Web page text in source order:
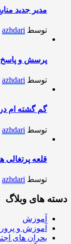
مدیر جدید
توسط azhdari
پرسش و پاسخ
توسط azhdari
گم گشته ام
توسط azhdari
قلعه پرتغالی
توسط azhdari
دسته های وبلاگ
آموزش
آموزش و
بحران های